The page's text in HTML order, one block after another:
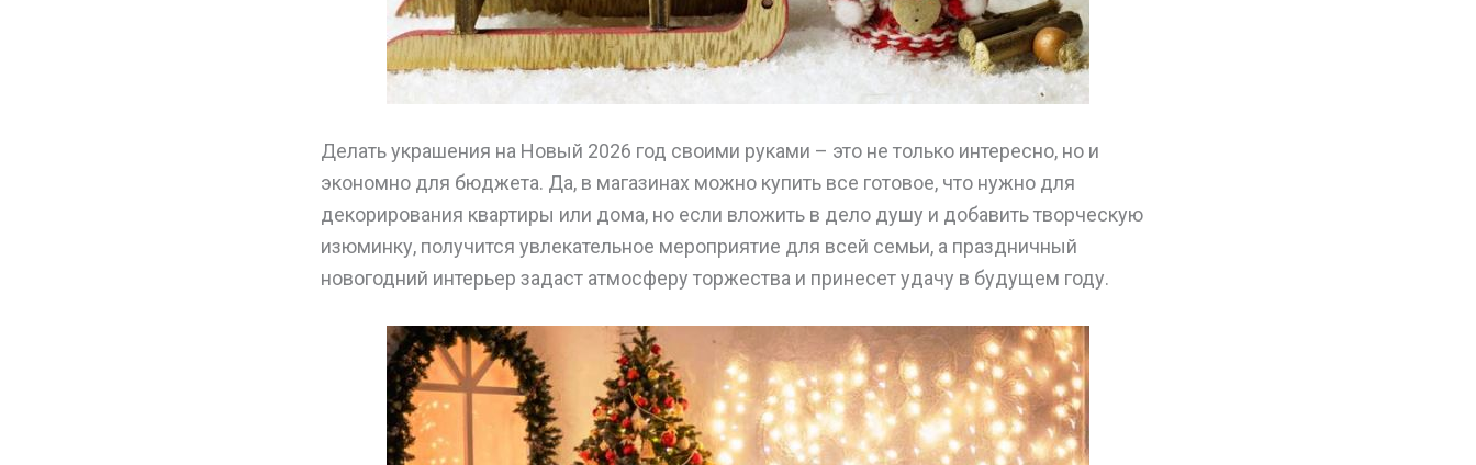
Делать украшения на Новый 2026 год своими руками – это не только интересно, но и
экономно для бюджета. Да, в магазинах можно купить все готовое, что нужно для
декорирования квартиры или дома, но если вложить в дело душу и добавить творческую
изюминку, получится увлекательное мероприятие для всей семьи, а праздничный
новогодний интерьер задаст атмосферу торжества и принесет удачу в будущем году.